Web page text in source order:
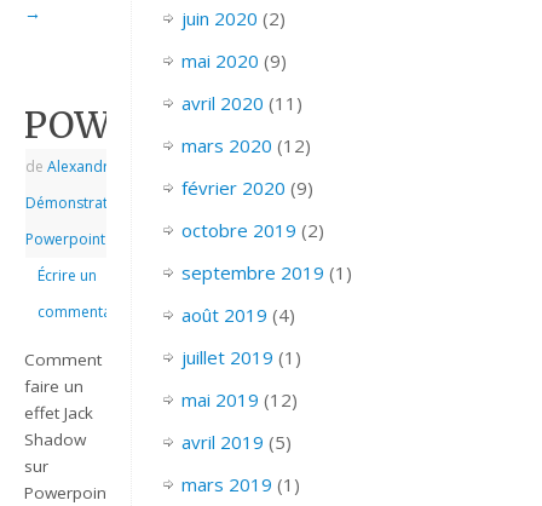
→
deAlexandre
Démonstrations
Powerpoint
Écrire un
commentaire
Comment
faire un
effet Jack
Shadow
sur
Powerpoint
juin 2020 (2)
mai 2020 (9)
avril 2020 (11)
mars 2020 (12)
février 2020 (9)
octobre 2019 (2)
septembre 2019 (1)
août 2019 (4)
juillet 2019 (1)
mai 2019 (12)
avril 2019 (5)
mars 2019 (1)